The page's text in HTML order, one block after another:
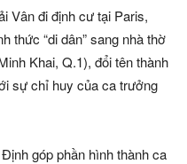
Vân đi định cư tại Paris,
thức “di dân” sang nhà thờ
Khai, Q.1), đổi tên thành
sự chỉ huy của ca trưởng
góp phần hình thành ca